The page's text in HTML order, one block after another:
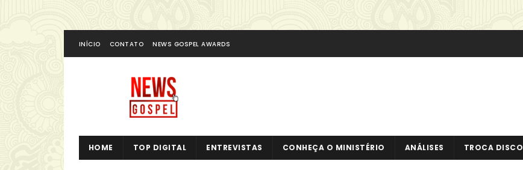
INÍCIO CONTATO NEWS GOSPEL AWARDS
HOME TOP DIGITAL ENTREVISTAS CONHEÇA O MINISTÉRIO ANÁLISES TROCA DISCO